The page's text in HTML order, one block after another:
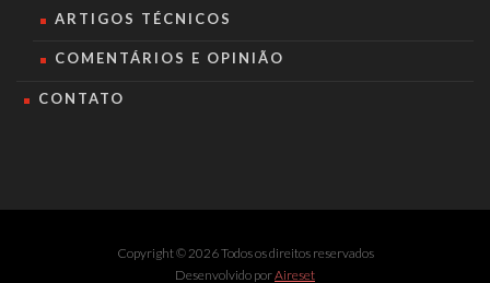
ARTIGOS TÉCNICOS
COMENTÁRIOS E OPINIÃO
CONTATO
Copyright © 2026 Todos os direitos reservados
Desenvolvido porAireset